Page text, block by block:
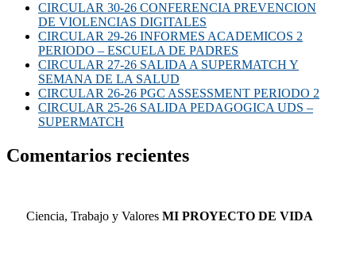
CIRCULAR 30-26 CONFERENCIA PREVENCION
DE VIOLENCIAS DIGITALES
CIRCULAR 29-26 INFORMES ACADEMICOS 2
PERIODO – ESCUELA DE PADRES
CIRCULAR 27-26 SALIDA A SUPERMATCH Y
SEMANA DE LA SALUD
CIRCULAR 26-26 PGC ASSESSMENT PERIODO 2
CIRCULAR 25-26 SALIDA PEDAGOGICA UDS –
SUPERMATCH
Comentarios recientes
Ciencia, Trabajo y Valores MI PROYECTO DE VIDA